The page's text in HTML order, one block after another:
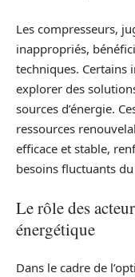
Les compresseurs,
inappropriés,
techniques. Certains
explorer des
sources d’énergie.
ressources
efficace et stable,
besoins fluctuants
Le rôle des
énergétique
Dans le cadre de